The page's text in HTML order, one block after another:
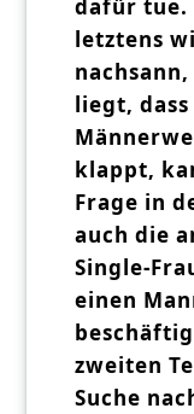
dafür tue.
letztens
liegt,
klappt,
Frage in
auch die
Single-
einen
zweiten
Suche